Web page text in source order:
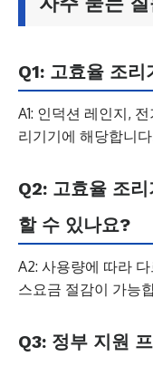
Q1: 고효율 조
A1: 인덕션 레인지,
리기기에 해당합니
Q2: 고효율 조
할 수 있나요?
A2: 사용량에 따라
스요금 절감이 가능
Q3: 정부 지원